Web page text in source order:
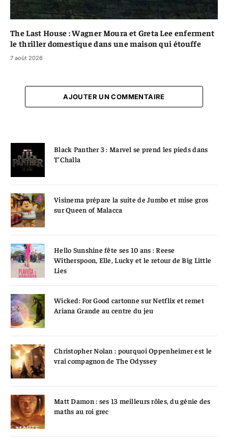
The Last House : Wagner Moura et Greta Lee enferment
le thriller domestique dans une maison qui étouffe
7 août 2026
AJOUTER UN COMMENTAIRE
Black Panther 3 : Marvel se prend les pieds dans
T’Challa
Visinema prépare la suite de Jumbo et mise gros
sur Queen of Malacca
Hello Sunshine fête ses 10 ans : Reese
Witherspoon, Elle, Lucky et le retour de Big Little
Lies
Wicked: For Good cartonne sur Netflix et remet
Ariana Grande au centre du jeu
Christopher Nolan : pourquoi Oppenheimer est le
vrai compagnon de The Odyssey
Matt Damon : ses 13 meilleurs rôles, du génie des
maths au roi grec